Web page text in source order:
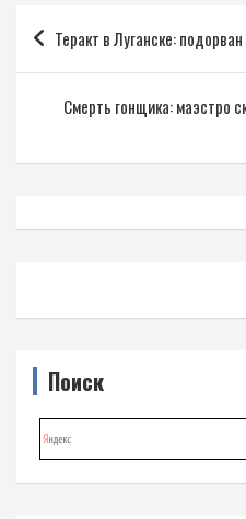
Навигация
по
записям
Теракт в Луганске:
Смерть гонщика: маэстро
Поиск